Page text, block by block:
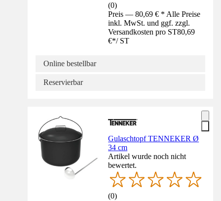
(0)
Preis — 80,69 € * Alle Preise
inkl. MwSt. und ggf. zzgl.
Versandkosten pro ST80,69
€*/ ST
Online bestellbar
Reservierbar
Gulaschtopf TENNEKER Ø
34 cm
Artikel wurde noch nicht
bewertet.
(0)